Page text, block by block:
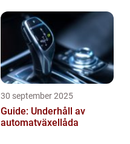
30 september 2025
Guide: Underhåll av
automatväxellåda